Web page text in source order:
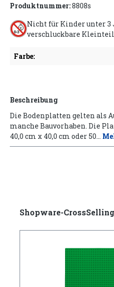
Produktnummer:8808s
Nicht für Kinder unter 3
verschluckbare
Farbe:
Beschreibung
Die Bodenplatten gelten als
manche Bauvorhaben. Die
40,0 cm x 40,0 cm oder 50…
Shopware-CrossSelling